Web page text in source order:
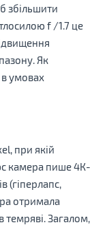
збільшити
f /1.7 це
Як
в умовах
при якій
камера пише 4К-
(гіперлапс,
отримала
темряві. Загалом,